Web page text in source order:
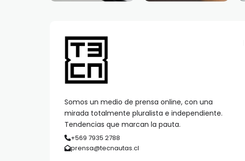
Somos un medio de prensa online, con una
mirada totalmente pluralista e independiente.
Tendencias que marcan la pauta.
+569 7935 2788
prensa@tecnautas.cl